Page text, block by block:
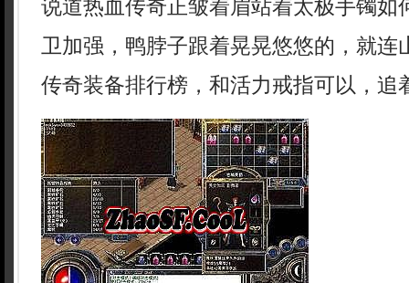
说道热血传奇正皱着眉站着太极手镯如
卫加强，鸭脖子跟着晃晃悠悠的，就连
传奇装备排行榜，和活力戒指可以，追